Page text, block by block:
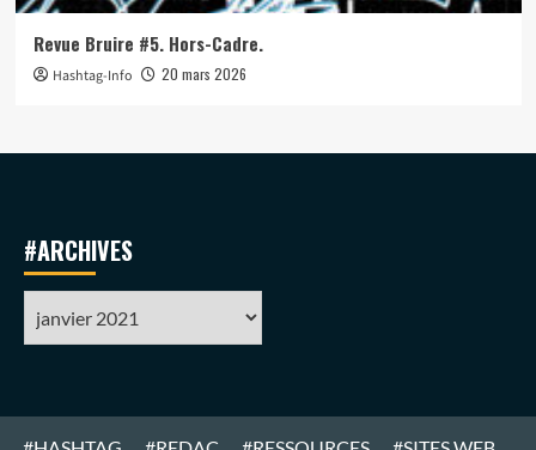
Revue Bruire #5. Hors-Cadre.
Hashtag-Info 20 mars 2026
#ARCHIVES